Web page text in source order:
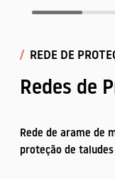
COBERTURAS
CONTENÇÃO
/ REDE DE
Redes de
Rede de arame de
proteção de